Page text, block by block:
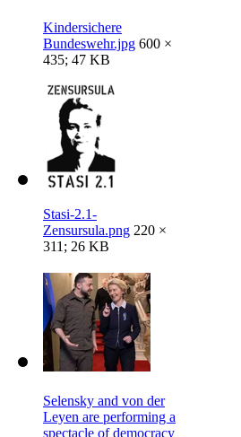
Kindersichere
Bundeswehr.jpg 600 ×
435; 47 KB
Stasi-2.1-
Zensursula.png 220 ×
311; 26 KB
Selensky and von der
Leyen are performing a
spectacle of democracy